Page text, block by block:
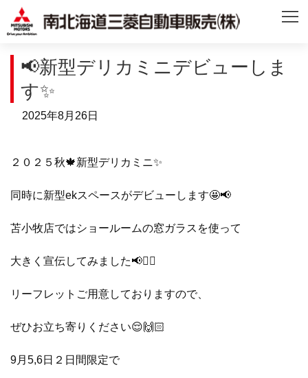
📢新型デリカミニデビューしま
す✨
2025年8月26日
２０２５秋🍁新型デリカミニ✨
同時に新型ekスペースがデビューします🤩📢
苫小牧店ではショールームの窓ガラスを使って
大きく宣伝してみました📢💁‍♂️
リーフレットご用意しておりますので、
ぜひお立ち寄りください😌🙌🏻
9月5,6日２日間限定で